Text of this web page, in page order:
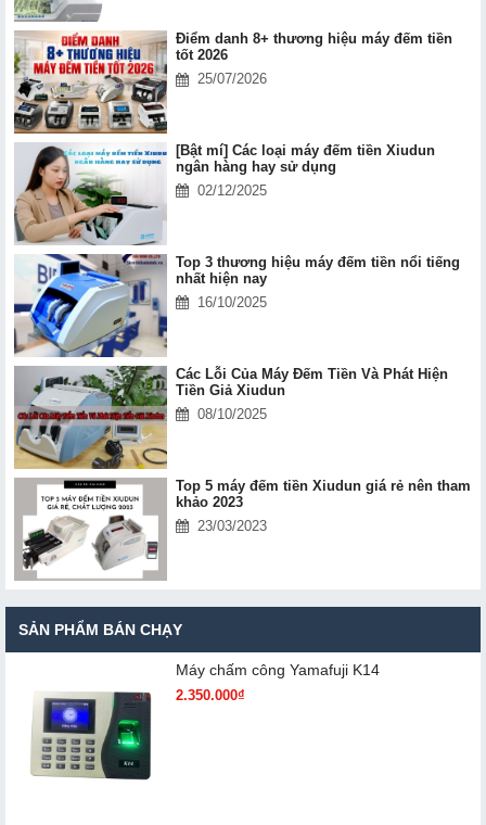
Điểm danh 8+ thương hiệu máy đếm tiền
tốt 2026
25/07/2026
[Bật mí] Các loại máy đếm tiền Xiudun
ngân hàng hay sử dụng
02/12/2025
Top 3 thương hiệu máy đếm tiền nổi tiếng
nhất hiện nay
16/10/2025
Các Lỗi Của Máy Đếm Tiền Và Phát Hiện
Tiền Giả Xiudun
08/10/2025
Top 5 máy đếm tiền Xiudun giá rẻ nên tham
khảo 2023
23/03/2023
SẢN PHẨM BÁN CHẠY
Máy chấm cô​ng Yamafuji K14
2.350.000₫